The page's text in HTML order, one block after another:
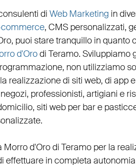
di Web Marketing in
, CMS personalizzati,
, puoi stare tranquillo in quanto
d'Orodi Teramo. Sviluppiamo
non utilizziamo
realizzazione di siti web, di app
negozi, professionisti, artigiani e
, siti web per bare
.
Morro d'Orodi Teramo per la
effettuare in completa